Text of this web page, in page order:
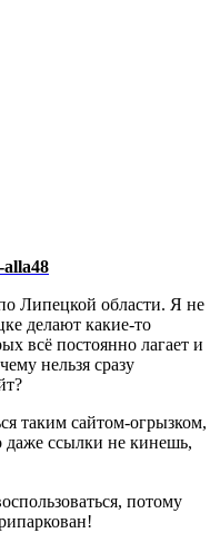
alla48
Липецкой области. Я не
делают какие-то
всё постоянно лагает и
нельзя сразу
таким сайтом-огрызком,
даже ссылки не кинешь,
потому